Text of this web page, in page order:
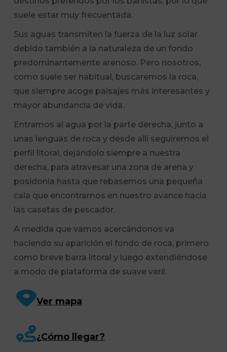
suele estar muy frecuentada.
Sus aguas transmiten la fuerza de la luz solar
debido también a la naturaleza de un fondo
predominantemente arenoso. Pero nosotros,
como suele ser habitual, buscaremos la roca,
que siempre acoge paisajes más interesantes y
mayor abundancia de vida.
Entramos al agua por la parte derecha, junto a
unas lenguas de roca y desde allí seguiremos el
perfil litoral, dejándolo siempre a nuestra
derecha, para atravesar una zona de arena y
posidonia hasta que rebasemos una pequeña
cala que encontramos en nuestro avance hacia
las casetas de pescador.
A medida que vamos acercándonos va
haciendo su aparición el fondo de roca, primero
como breve barra litoral y luego extendiéndose
a modo de plataforma de suave veril.
Ver mapa
¿Cómo llegar?